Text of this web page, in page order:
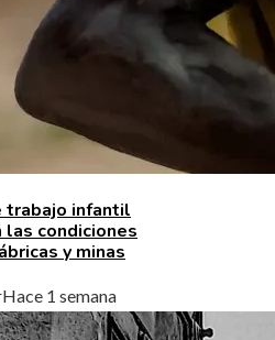
trabajo infantil
las condiciones
y minas
Hace 1 semana